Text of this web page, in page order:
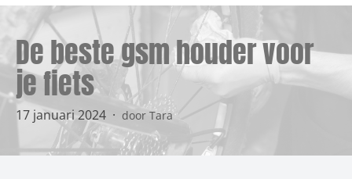
De beste gsm houder voor
je fiets
17 januari 2024 · door Tara